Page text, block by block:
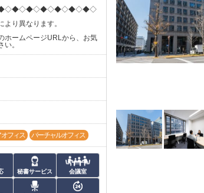
り異なります。
ホームページURLから、お気
。
フィス バーチャルオフィス
秘書サービス 会議室